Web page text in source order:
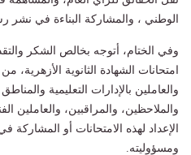
الوطني ، والمشاركة البناءة في نشر
وفي الختام، أتوجه بخالص الشكر
امتحانات الشهادة الثانوية الأزهرية،
والعاملين بالإدارات التعليمية
والملاحظين، والمراقبين، والعاملين
الإعداد لهذه الامتحانات أو
ومسؤوليته.